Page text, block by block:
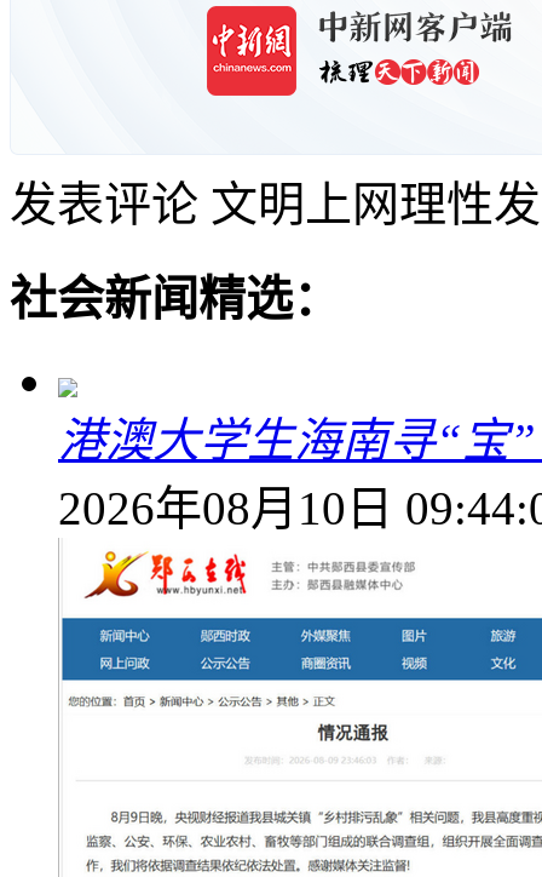
发表评论 文明上网理性
社会新闻精选：
港澳大学生海南寻“宝
2026年08月10日